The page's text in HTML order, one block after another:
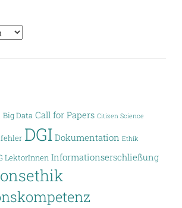
Big Data Call for Papers Citizen Science
DGI Dokumentation Ethik
LektorInnen Informationserschließung